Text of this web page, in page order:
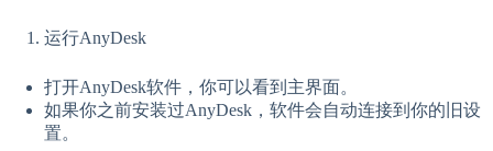
运行AnyDesk
打开AnyDesk软件，你可以看到主界面。
如果你之前安装过AnyDesk，软件会自动连接到你的旧设
置。